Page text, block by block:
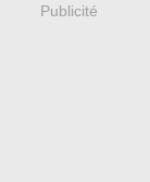
Publicité